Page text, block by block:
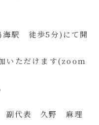
海駅 徒歩5分)にて開
いただけます(zoom
副代表 久野 麻理